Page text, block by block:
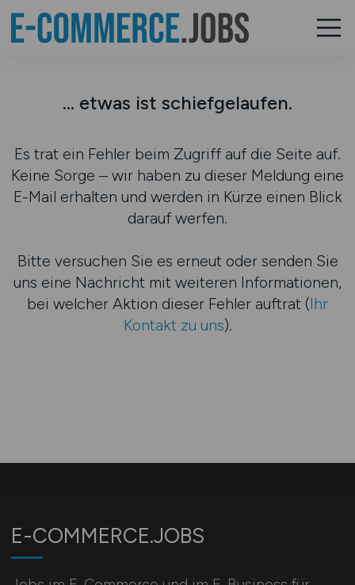
... etwas ist schiefgelaufen.
Es trat ein Fehler beim Zugriff auf die Seite auf.
Keine Sorge – wir haben zu dieser Meldung eine
E-Mail erhalten und werden in Kürze einen Blick
darauf werfen.
Bitte versuchen Sie es erneut oder senden Sie
uns eine Nachricht mit weiteren Informationen,
bei welcher Aktion dieser Fehler auftrat (Ihr
Kontakt zu uns).
E-COMMERCE.JOBS